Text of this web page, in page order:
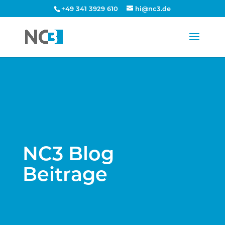
+49 341 3929 610 hi@nc3.de
NC3 Blog
Beitrage